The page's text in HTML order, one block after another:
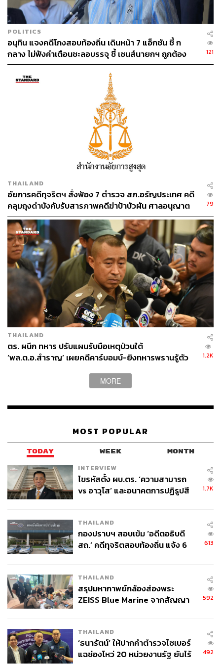
113
ABOUT THE AUTHOR
THE STANDARD TEAM
กองบรรณาธิการ THE STANDARD
POLITICS
อนุทิน แจงคดีโกงสอบท้องถิ่น เดินหน้า 7 แอ็กชัน ชี้ ก
กลาง ไม่ฟังคำเตือนชะลอบรรจุ ชี้ เซนส์นายกฯ ถูกต้อง
121
THAILAND
อัยการคดีทุจริตฯ สั่งฟ้อง 7 ตำรวจ สภ.อรัญประเทศ คดี
คลุมถุงดำบังคับรับสารภาพคดีฆ่าป้าบัวผัน ศาลอนุญาต
ปล่อยตัวชั่วคราว นัดสอบ 17 ส.ค.นี้
79
THAILAND
ตร. ผนึก ทหาร ปรับแผนรับมือเหตุป่วนใต้
‘พล.ต.อ.สำราญ’ เผยคดีคาร์บอมบ์-ยิงทหารพรานรู้ตัว
1.2K
MORE
MOST POPULAR
TODAY WEEK MONTH
INTERVIEW
ไขรหัสตั้ง ผบ.ตร. ‘ความสามารถ
vs อาวุโส’ และอนาคตการปฏิรูปสี
1.7K
THAILAND
กองปราบฯ สอบเข้ม ‘อดีตอธิบดี
สถ.’ คดีทุจริตสอบท้องถิ่น แจ้ง 6
613
THAILAND
สรุปมหากาพย์กล้องส่องพระ
ZEISS Blue Marine จากสัญญา
จ่ายหนี้-แอบระบุแบรนด์
592
THAILAND
‘ธนารัตน์’ ให้ปากคำตำรวจไซเบอร์
แฉช่องโหว่ 20 หน่วยงานรัฐ ยันไร้
492